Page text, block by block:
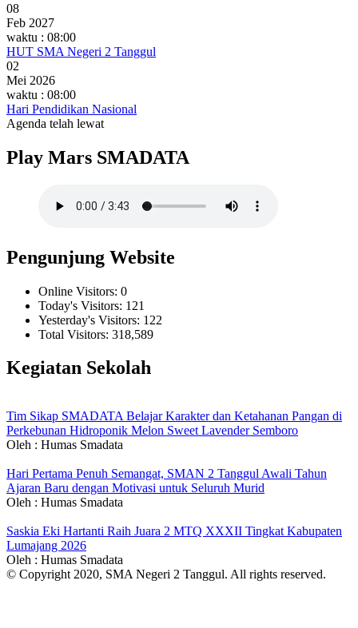
08
Feb 2027
waktu : 08:00
HUT SMA Negeri 2 Tanggul
02
Mei 2026
waktu : 08:00
Hari Pendidikan Nasional
Agenda telah lewat
Play Mars SMADATA
Pengunjung Website
Online Visitors: 0
Today's Visitors: 121
Yesterday's Visitors: 122
Total Visitors: 318,589
Kegiatan Sekolah
Tim Sikap SMADATA Belajar Karakter dan Ketahanan Pangan di
Perkebunan Hidroponik Melon Sweet Lavender Semboro
Oleh : Humas Smadata
Hari Pertama Penuh Semangat, SMAN 2 Tanggul Awali Tahun
Ajaran Baru dengan Motivasi untuk Seluruh Murid
Oleh : Humas Smadata
Saskia Eki Hartanti Raih Juara 2 MTQ XXXII Tingkat Kabupaten
Lumajang 2026
Oleh : Humas Smadata
© Copyright 2020, SMA Negeri 2 Tanggul. All rights reserved.